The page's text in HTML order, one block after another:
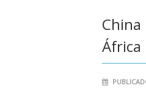
África